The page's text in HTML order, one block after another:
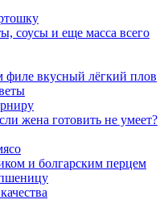
соусы и еще масса всего
филе вкусный лёгкий плов
жена готовить не умеет?
и болгарским перцем